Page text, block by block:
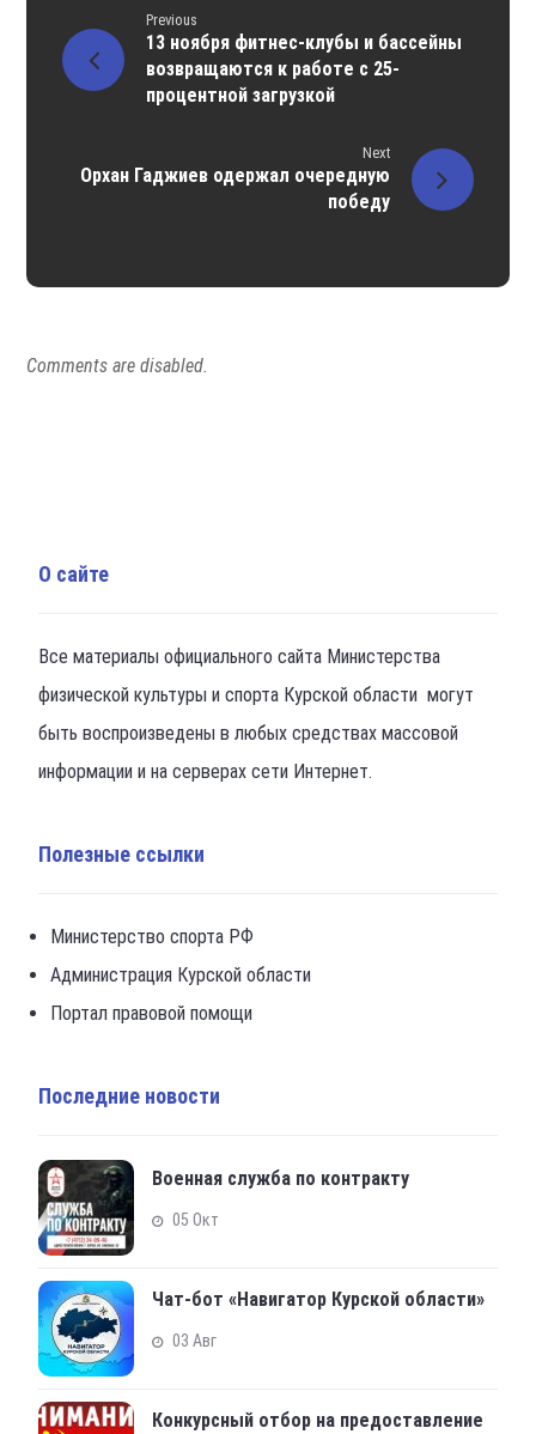
Previous
13 ноября фитнес-клубы и бассейны
возвращаются к работе с 25-
процентной загрузкой
Next
Орхан Гаджиев одержал очередную
победу
Comments are disabled.
О сайте
Все материалы официального сайта Министерства
физической культуры и спорта Курской области могут
быть воспроизведены в любых средствах массовой
информации и на серверах сети Интернет.
Полезные ссылки
Министерство спорта РФ
Администрация Курской области
Портал правовой помощи
Последние новости
Военная служба по контракту
05 Окт
Чат-бот «Навигатор Курской области»
03 Авг
Конкурсный отбор на предоставление